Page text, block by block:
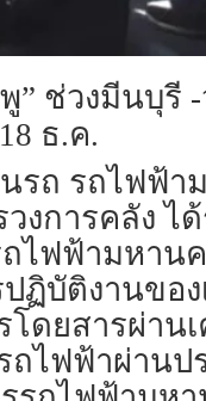
ช่วงมีนบุรี
ธ.ค.
นรถ รถไฟฟ้
งการคลัง ไ
ถไฟฟ้ามหาน
ฏิบัติงานขอ
ดยสารผ่าน
ไฟฟ้าผ่านป